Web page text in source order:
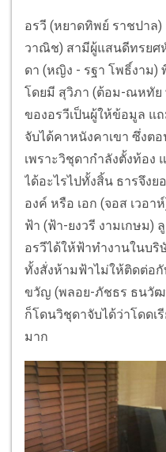
อรวี (หยาดทิพย์ ราชปาล
วาณิช) สามีผู้แสนดีทรยศ
ดา (หญิง - รฐา โพธิ์งาม
โดยมี สุวิภา (ต้อม-ณหทัย
ของอรวีเป็นผู้ให้ข้อมูล แ
จับได้คาหนังคาเขา ซึ่งต
เพราะวิชุดากำลังตั้งท้อง
ได้อะไรไปทั้งสิ้น ธารจึง
องค์ หรือ เอก (จอส เวอ
ฟ้า (ฟ้า-ยงวรี งามเกษม)
อรวีได้ให้ฟ้าทำงานในบริ
ทั้งสั่งห้ามฟ้าไม่ให้ติดต่อกั
ขวัญ (พลอย-ภัชธร ธนวัฒ
ก็โดนวิชุดาจับได้ว่าโดด
มาก